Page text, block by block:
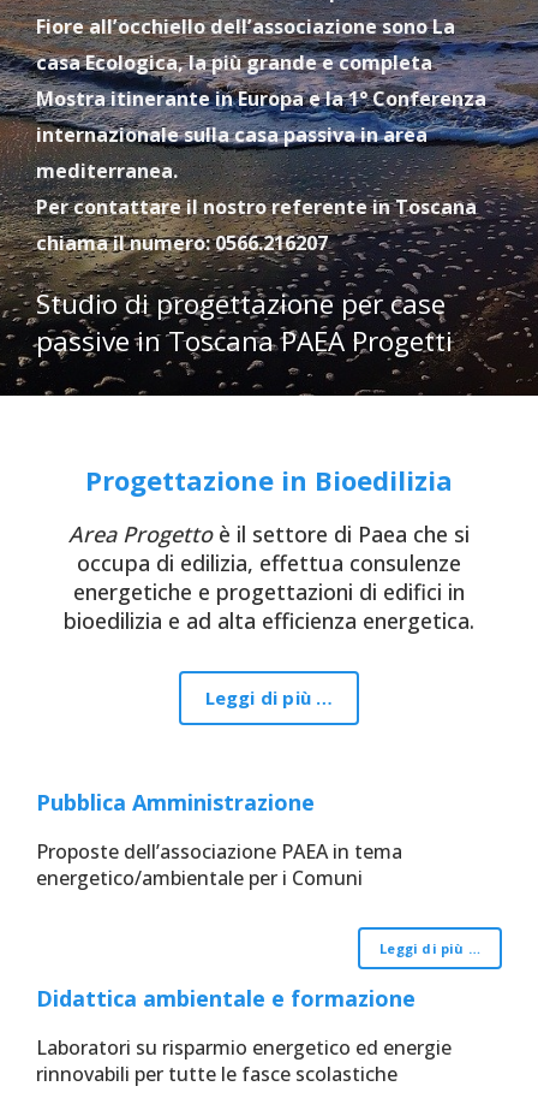
Fiore all’occhiello dell’associazione sono La
casa Ecologica, la più grande e completa
Mostra itinerante in Europa e la 1° Conferenza
internazionale sulla casa passiva in area
mediterranea.
Per contattare il nostro referente in Toscana
chiama il numero: 0566.216207
Studio di progettazione per case
passive in Toscana PAEA Progetti
Progettazione in Bioedilizia
Area Progettoè il settore di Paea che si
occupa di edilizia, effettua consulenze
energetiche e progettazioni di edifici in
bioedilizia e ad alta efficienza energetica.
Leggi di più …
Pubblica Amministrazione
Proposte dell’associazione PAEA in tema
energetico/ambientale per i Comuni
Leggi di più …
Didattica ambientale e formazione
Laboratori su risparmio energetico ed energie
rinnovabili per tutte le fasce scolastiche